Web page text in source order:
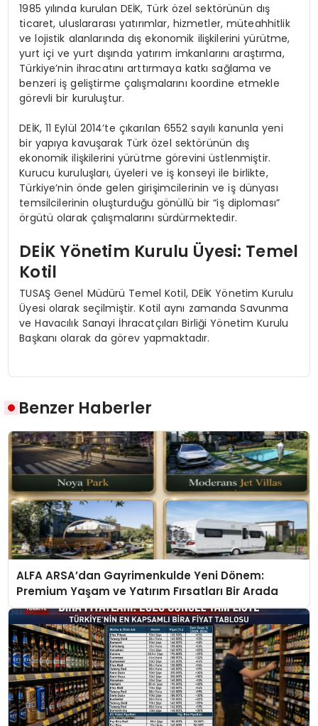
1985 yılında kurulan DEİK, Türk özel sektörünün dış
ticaret, uluslararası yatırımlar, hizmetler, müteahhitlik
ve lojistik alanlarında dış ekonomik ilişkilerini yürütme,
yurt içi ve yurt dışında yatırım imkanlarını araştırma,
Türkiye’nin ihracatını arttırmaya katkı sağlama ve
benzeri iş geliştirme çalışmalarını koordine etmekle
görevli bir kuruluştur.
DEİK, 11 Eylül 2014’te çıkarılan 6552 sayılı kanunla yeni
bir yapıya kavuşarak Türk özel sektörünün dış
ekonomik ilişkilerini yürütme görevini üstlenmiştir.
Kurucu kuruluşları, üyeleri ve iş konseyi ile birlikte,
Türkiye’nin önde gelen girişimcilerinin ve iş dünyası
temsilcilerinin oluşturduğu gönüllü bir “iş diploması”
örgütü olarak çalışmalarını sürdürmektedir.
DEİK Yönetim Kurulu Üyesi: Temel
Kotil
TUSAŞ Genel Müdürü Temel Kotil, DEİK Yönetim Kurulu
Üyesi olarak seçilmiştir. Kotil aynı zamanda Savunma
ve Havacılık Sanayi İhracatçıları Birliği Yönetim Kurulu
Başkanı olarak da görev yapmaktadır.
Benzer Haberler
ALFA ARSA’dan Gayrimenkulde Yeni Dönem:
Premium Yaşam ve Yatırım Fırsatları Bir Arada